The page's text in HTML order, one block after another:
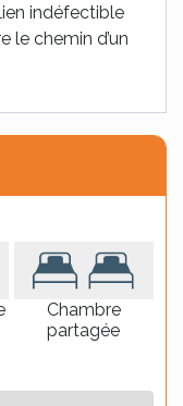
indéfectible
le chemin d’un
Chambre
partagée